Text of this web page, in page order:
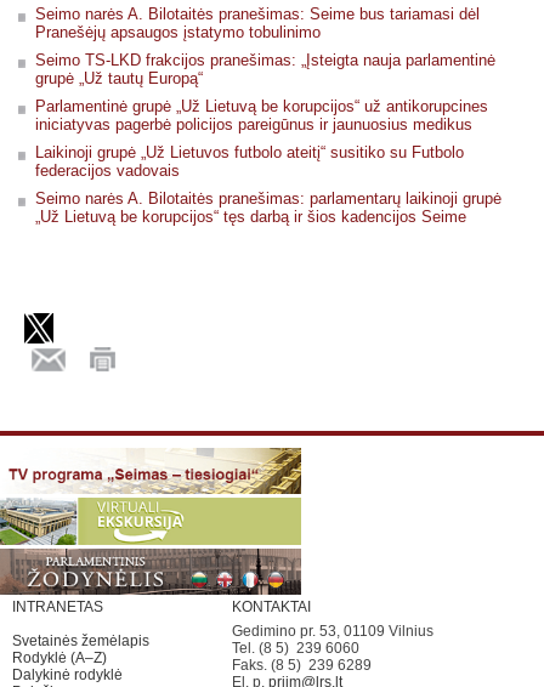
Seimo narės A. Bilotaitės pranešimas: Seime bus tariamasi dėl
Pranešėjų apsaugos įstatymo tobulinimo
Seimo TS-LKD frakcijos pranešimas: „Įsteigta nauja parlamentinė
grupė „Už tautų Europą“
Parlamentinė grupė „Už Lietuvą be korupcijos“ už antikorupcines
iniciatyvas pagerbė policijos pareigūnus ir jaunuosius medikus
Laikinoji grupė „Už Lietuvos futbolo ateitį“ susitiko su Futbolo
federacijos vadovais
Seimo narės A. Bilotaitės pranešimas: parlamentarų laikinoji grupė
„Už Lietuvą be korupcijos“ tęs darbą ir šios kadencijos Seime
INTRANETAS
Svetainės žemėlapis
Rodyklė (A–Z)
Dalykinė rodyklė
KONTAKTAI
Gedimino pr. 53, 01109 Vilnius
Tel. (8 5) 239 6060
Faks. (8 5) 239 6289
El. p. priim@lrs.lt